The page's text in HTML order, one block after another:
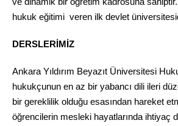
hukuk eğitimi veren ilk devlet
DERSLERİMİZ
Ankara Yıldırım Beyazıt Üniversitesi
hukukçunun en az bir yabancı dili ileri
bir gereklilik olduğu esasından hareket
öğrencilerin mesleki hayatlarında ihtiyaç